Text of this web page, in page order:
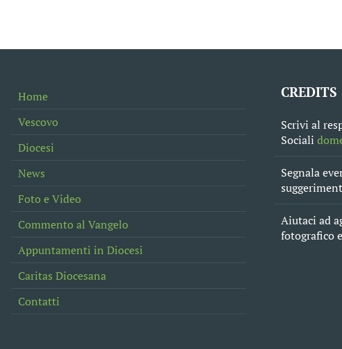
Home
Vescovo
Diocesi
News
Foto e Video
Commento al Vangelo
Appuntamenti in Diocesi
Caritas Diocesana
Contatti
CREDITS
Scrivi al
Sociali
Segnala
Aiutaci ad
fotografico